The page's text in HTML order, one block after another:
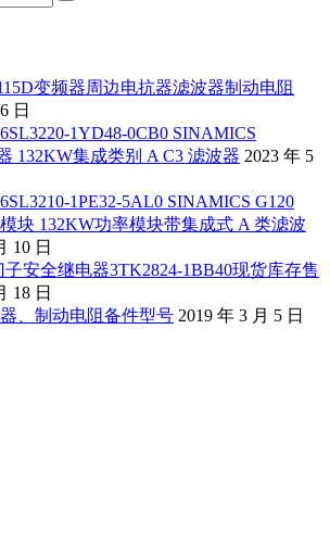
变频器周边电抗器滤波器制动电阻
日
1YD48-0CB0 SINAMICS
132KW集成类别 A C3 滤波器 2023 年 5
1PE32-5AL0 SINAMICS G120
块 132KW功率模块带集成式 A 类滤波
10 日
子安全继电器3TK2824-1BB40现货库存售
18 日
、制动电阻备件型号 2019 年 3 月 5 日